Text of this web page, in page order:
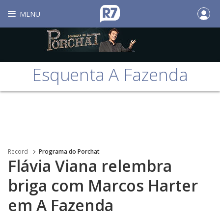
MENU
Esquenta A Fazenda
Record Programa do Porchat
Flávia Viana relembra
briga com Marcos Harter
em A Fazenda